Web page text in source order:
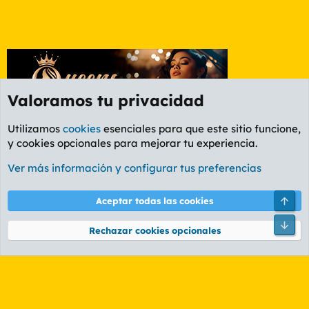
Foro Rapiñas
Cookies
PL OLDSTYLE AMARILLO
Términos y reglas Política de privacidad Ayuda
Community platform by XenForo® © 2010-2026 XenForo Ltd.
Valoramos tu privacidad
Utilizamos cookies esenciales para que este sitio funcione,
y cookies opcionales para mejorar tu experiencia.
Ver más información y configurar tus preferencias
Aceptar todas las cookies
Rechazar cookies opcionales
Pie